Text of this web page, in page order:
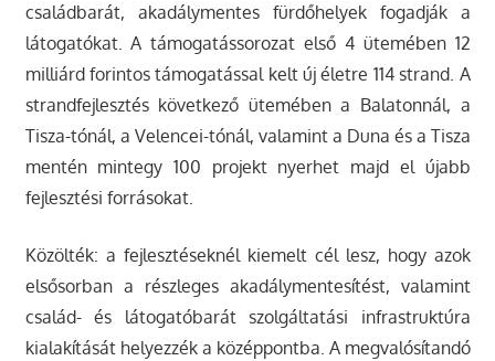
családbarát, akadálymentes fürdőhelyek fogadják a
látogatókat. A támogatássorozat első 4 ütemében 12
milliárd forintos támogatással kelt új életre 114 strand. A
strandfejlesztés következő ütemében a Balatonnál, a
Tisza-tónál, a Velencei-tónál, valamint a Duna és a Tisza
mentén mintegy 100 projekt nyerhet majd el újabb
fejlesztési forrásokat.
Közölték: a fejlesztéseknél kiemelt cél lesz, hogy azok
elsősorban a részleges akadálymentesítést, valamint
család- és látogatóbarát szolgáltatási infrastruktúra
kialakítását helyezzék a középpontba. A megvalósítandó